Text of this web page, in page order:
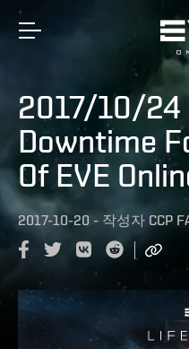
2017/10/24
Downtime
Of EVE
2017-10-20 - 작성자 CCP